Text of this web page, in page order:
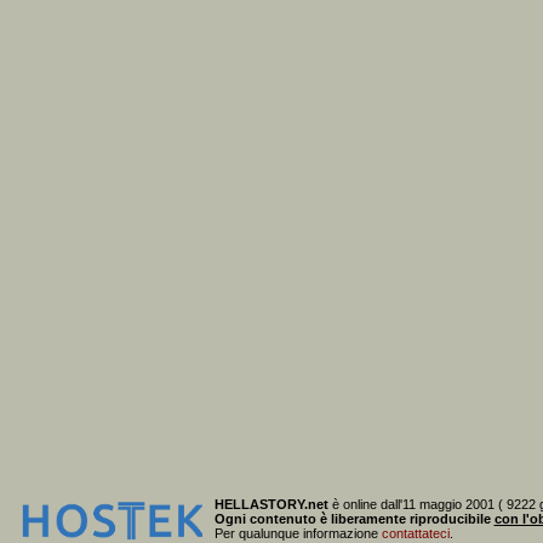
HELLASTORY.netè online dall'11 maggio 2001 ( 9222
Ogni contenuto è liberamente riproducibile con
Per qualunque informazione contattateci.